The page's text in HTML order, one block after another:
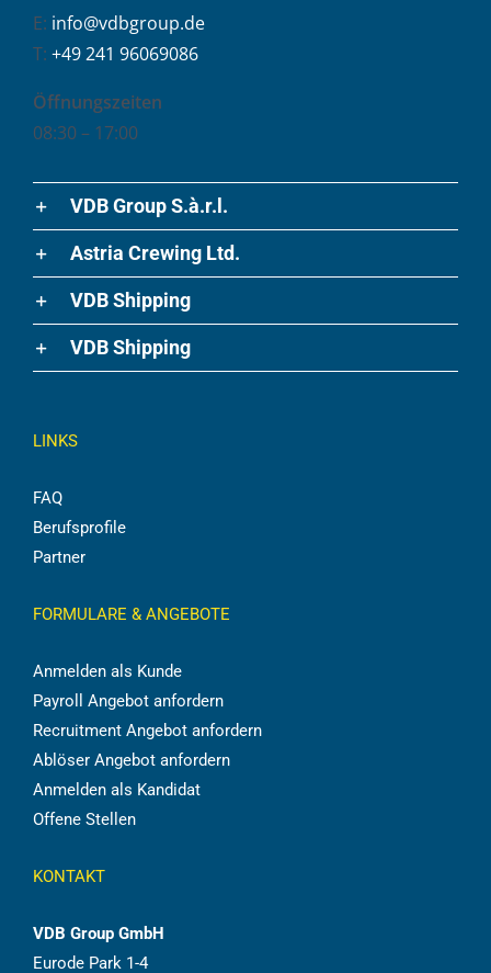
E: info@vdbgroup.de
T: +49 241 96069086
Öffnungszeiten
08:30 – 17:00
VDB Group S.à.r.l.
Astria Crewing Ltd.
VDB Shipping
VDB Shipping
LINKS
FAQ
Berufsprofile
Partner
FORMULARE & ANGEBOTE
Anmelden als Kunde
Payroll Angebot anfordern
Recruitment Angebot anfordern
Ablöser Angebot anfordern
Anmelden als Kandidat
Offene Stellen
KONTAKT
VDB Group GmbH
Eurode Park 1-4